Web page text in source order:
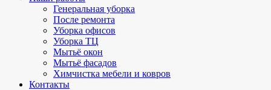
Генеральная уборка
После ремонта
Уборка офисов
Уборка ТЦ
Мытьё окон
Мытьё фасадов
Химчистка мебели и ковров
Контакты